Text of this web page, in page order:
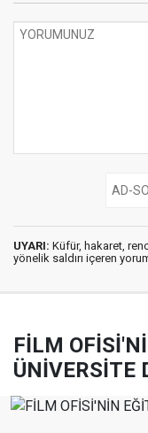
UYARI: Küfür, hakaret,
yönelik saldırı içeren
FİLM
ÜNİVERSİTE